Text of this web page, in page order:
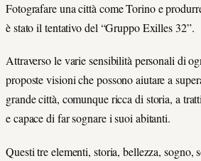
Fotografare una città come Torino e
è stato il tentativo del “Gruppo Exilles 32”.
Attraverso le varie sensibilità personali di
proposte visioni che possono aiutare a
grande città, comunque ricca di storia, a
e capace di far sognare i suoi abitanti.
Questi tre elementi, storia, bellezza,